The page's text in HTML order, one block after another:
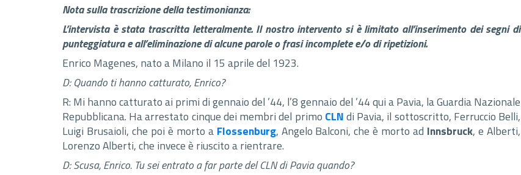
Nota sulla trascrizione della testimonianza:
L’intervista è stata trascritta letteralmente. Il nostro intervento si è limitato all’inserimento dei segni di
punteggiatura e all’eliminazione di alcune parole o frasi incomplete e/o di ripetizioni.
Enrico Magenes, nato a Milano il 15 aprile del 1923.
D: Quando ti hanno catturato, Enrico?
R: Mi hanno catturato ai primi di gennaio del ’44, l’8 gennaio del ’44 qui a Pavia, la Guardia Nazionale
Repubblicana. Ha arrestato cinque dei membri del primo CLNdi Pavia, il sottoscritto, Ferruccio Belli,
Luigi Brusaioli, che poi è morto a Flossenburg, Angelo Balconi, che è morto ad Innsbruck, e Alberti,
Lorenzo Alberti, che invece è riuscito a rientrare.
D: Scusa, Enrico. Tu sei entrato a far parte del CLN di Pavia quando?